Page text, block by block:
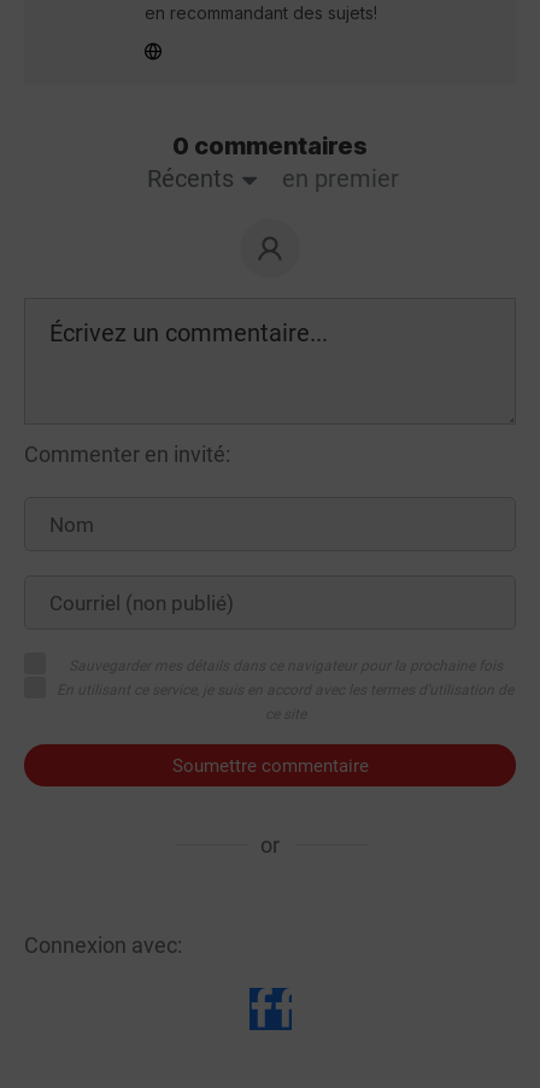
en recommandant des sujets!
0 commentaires
Récents
en premier
Commenter en invité:
Soumettre commentaire
or
Connexion avec: